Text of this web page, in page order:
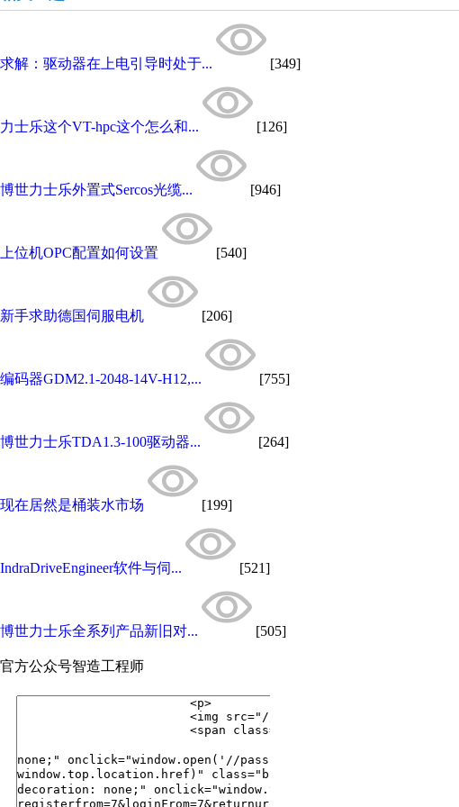
求解：驱动器在上电引导时处于... [349]
力士乐这个VT-hpc这个怎么和... [126]
博世力士乐外置式Sercos光缆... [946]
上位机OPC配置如何设置 [540]
新手求助德国伺服电机 [206]
编码器GDM2.1-2048-14V-H12,... [755]
博世力士乐TDA1.3-100驱动器... [264]
现在居然是桶装水市场 [199]
IndraDriveEngineer软件与伺... [521]
博世力士乐全系列产品新旧对... [505]
官方公众号智造工程师